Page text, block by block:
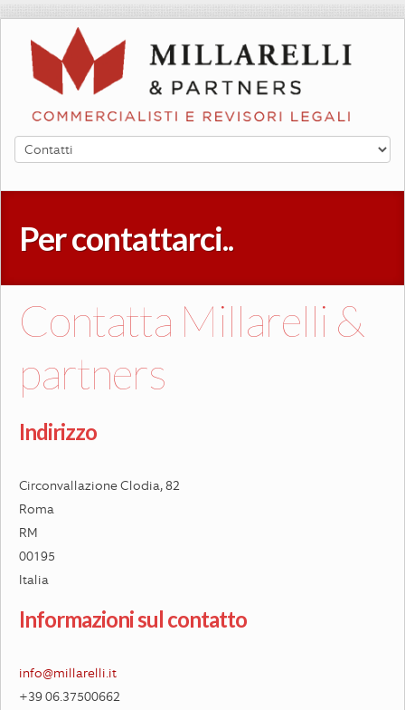
Per contattarci..
Contatta Millarelli &
partners
Indirizzo
Circonvallazione Clodia, 82
Roma
RM
00195
Italia
Informazioni sul contatto
info@millarelli.it
+39 06.37500662